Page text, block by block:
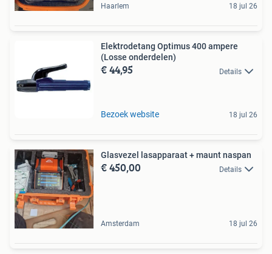
Haarlem 18 jul 26
Elektrodetang Optimus 400 ampere
(Losse onderdelen)
€ 44,95 Details
Bezoek website 18 jul 26
Glasvezel lasapparaat + maunt naspan
€ 450,00 Details
Amsterdam 18 jul 26